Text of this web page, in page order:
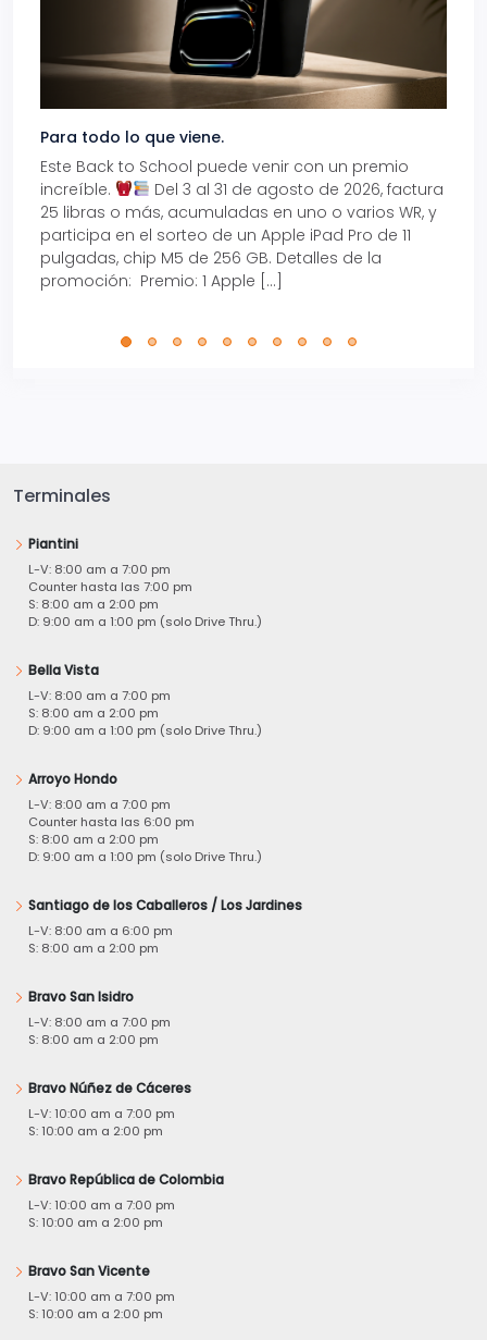
Para todo lo que viene.
Este Back to School puede venir con un premio
increíble.
Del 3 al 31 de agosto de 2026, factura
25 libras o más, acumuladas en uno o varios WR, y
participa en el sorteo de un Apple iPad Pro de 11
pulgadas, chip M5 de 256 GB. Detalles de la
promoción: Premio: 1 Apple […]
Terminales
Piantini
L-V: 8:00 am a 7:00 pm
Counter hasta las 7:00 pm
S: 8:00 am a 2:00 pm
D: 9:00 am a 1:00 pm (solo Drive Thru.)
Bella Vista
L-V: 8:00 am a 7:00 pm
S: 8:00 am a 2:00 pm
D: 9:00 am a 1:00 pm (solo Drive Thru.)
Arroyo Hondo
L-V: 8:00 am a 7:00 pm
Counter hasta las 6:00 pm
S: 8:00 am a 2:00 pm
D: 9:00 am a 1:00 pm (solo Drive Thru.)
Santiago de los Caballeros / Los Jardines
L-V: 8:00 am a 6:00 pm
S: 8:00 am a 2:00 pm
Bravo San Isidro
L-V: 8:00 am a 7:00 pm
S: 8:00 am a 2:00 pm
Bravo Núñez de Cáceres
L-V: 10:00 am a 7:00 pm
S: 10:00 am a 2:00 pm
Bravo República de Colombia
L-V: 10:00 am a 7:00 pm
S: 10:00 am a 2:00 pm
Bravo San Vicente
L-V: 10:00 am a 7:00 pm
S: 10:00 am a 2:00 pm